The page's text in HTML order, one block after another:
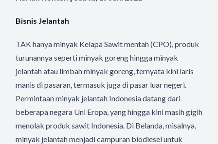
Bisnis Jelantah
TAK hanya minyak Kelapa Sawit mentah (CPO), produk
turunannya seperti minyak goreng hingga minyak
jelantah atau limbah minyak goreng, ternyata kini laris
manis di pasaran, termasuk juga di pasar luar negeri.
Permintaan minyak jelantah Indonesia datang dari
beberapa negara Uni Eropa, yang hingga kini masih gigih
menolak produk sawit Indonesia. Di Belanda, misalnya,
minyak jelantah menjadi campuran biodiesel untuk